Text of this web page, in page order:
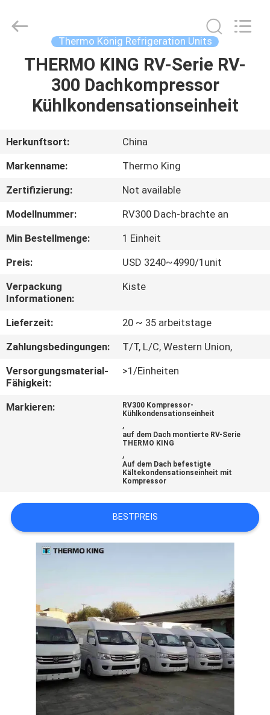
HAUSE
ÜBER
UNS
WERKSBESICHTIGUNG
QUALITÄTSKONTROLLE
KONTAKT
MIT
UNS
NEUIGKEITEN
RECHTSSACHEN
INDUSTRY
Reserved.
Thermo König Refrigeration Units
THERMO KING RV-Serie RV-
300 Dachkompressor
Kühlkondensationseinheit
Herkunftsort:
China
Markenname:
Thermo King
Zertifizierung:
Not available
Modellnummer:
RV300 Dach-brachte an
Min Bestellmenge:
1 Einheit
Preis:
USD 3240~4990/1unit
Verpackung
Informationen:
Kiste
Lieferzeit:
20 ~ 35 arbeitstage
Zahlungsbedingungen:
T/T, L/C, Western Union,
Versorgungsmaterial-
Fähigkeit:
>1/Einheiten
Markieren:
RV300 Kompressor-
Kühlkondensationseinheit
,
auf dem Dach montierte RV-Serie
THERMO KING
,
Auf dem Dach befestigte
Kältekondensationseinheit mit
Kompressor
BESTPREIS